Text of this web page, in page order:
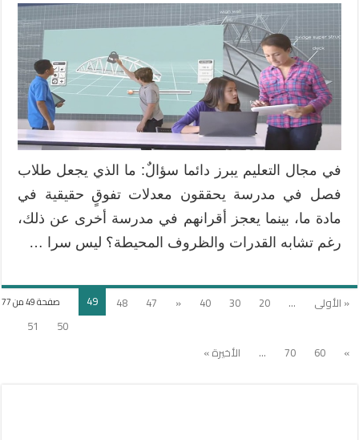
في مجال التعليم يبرز دائما سؤالٌ: ما الذي يجعل طلاب
فصل في مدرسة يحققون معدلات تفوقٍ حقيقية في
مادة ما، بينما يعجز أقرانهم في مدرسة أخرى عن ذلك،
رغم تشابه القدرات والظروف المحيطة؟ ليس سرا …
صفحة 49 من 77 « الأولى ...
20
30
40
«
47
48
49
50
51
»
60
70
... الأخيرة »